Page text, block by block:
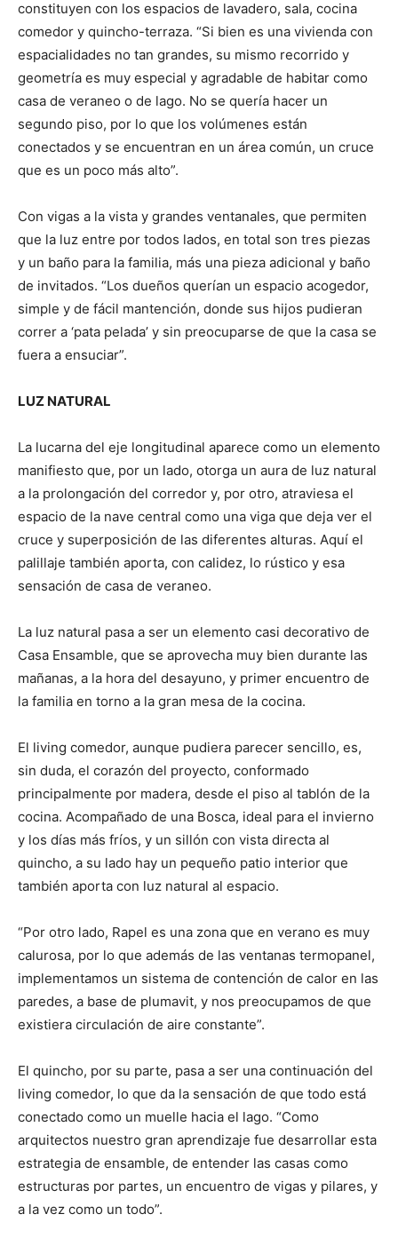
constituyen con los espacios de lavadero, sala, cocina
comedor y quincho-terraza. “Si bien es una vivienda con
espacialidades no tan grandes, su mismo recorrido y
geometría es muy especial y agradable de habitar como
casa de veraneo o de lago. No se quería hacer un
segundo piso, por lo que los volúmenes están
conectados y se encuentran en un área común, un cruce
que es un poco más alto”.
Con vigas a la vista y grandes ventanales, que permiten
que la luz entre por todos lados, en total son tres piezas
y un baño para la familia, más una pieza adicional y baño
de invitados. “Los dueños querían un espacio acogedor,
simple y de fácil mantención, donde sus hijos pudieran
correr a ‘pata pelada’ y sin preocuparse de que la casa se
fuera a ensuciar”.
LUZ NATURAL
La lucarna del eje longitudinal aparece como un elemento
manifiesto que, por un lado, otorga un aura de luz natural
a la prolongación del corredor y, por otro, atraviesa el
espacio de la nave central como una viga que deja ver el
cruce y superposición de las diferentes alturas. Aquí el
palillaje también aporta, con calidez, lo rústico y esa
sensación de casa de veraneo.
La luz natural pasa a ser un elemento casi decorativo de
Casa Ensamble, que se aprovecha muy bien durante las
mañanas, a la hora del desayuno, y primer encuentro de
la familia en torno a la gran mesa de la cocina.
El living comedor, aunque pudiera parecer sencillo, es,
sin duda, el corazón del proyecto, conformado
principalmente por madera, desde el piso al tablón de la
cocina. Acompañado de una Bosca, ideal para el invierno
y los días más fríos, y un sillón con vista directa al
quincho, a su lado hay un pequeño patio interior que
también aporta con luz natural al espacio.
“Por otro lado, Rapel es una zona que en verano es muy
calurosa, por lo que además de las ventanas termopanel,
implementamos un sistema de contención de calor en las
paredes, a base de plumavit, y nos preocupamos de que
existiera circulación de aire constante”.
El quincho, por su parte, pasa a ser una continuación del
living comedor, lo que da la sensación de que todo está
conectado como un muelle hacia el lago. “Como
arquitectos nuestro gran aprendizaje fue desarrollar esta
estrategia de ensamble, de entender las casas como
estructuras por partes, un encuentro de vigas y pilares, y
a la vez como un todo”.